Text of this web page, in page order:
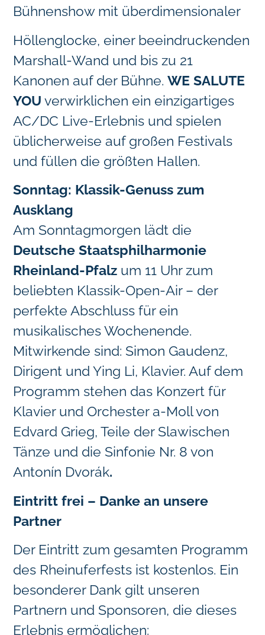
Bühnenshow mit überdimensionaler
Höllenglocke, einer beeindruckenden
Marshall-Wand und bis zu 21
Kanonen auf der Bühne. WE SALUTE
YOU verwirklichen ein einzigartiges
AC/DC Live-Erlebnis und spielen
üblicherweise auf großen Festivals
und füllen die größten Hallen.
Sonntag: Klassik-Genuss zum
Ausklang
Am Sonntagmorgen lädt die
Deutsche Staatsphilharmonie
Rheinland-Pfalz um 11 Uhr zum
beliebten Klassik-Open-Air – der
perfekte Abschluss für ein
musikalisches Wochenende.
Mitwirkende sind: Simon Gaudenz,
Dirigent und Ying Li, Klavier. Auf dem
Programm stehen das Konzert für
Klavier und Orchester a-Moll von
Edvard Grieg, Teile der Slawischen
Tänze und die Sinfonie Nr. 8 von
Antonín Dvorák.
Eintritt frei – Danke an unsere
Partner
Der Eintritt zum gesamten Programm
des Rheinuferfests ist kostenlos. Ein
besonderer Dank gilt unseren
Partnern und Sponsoren, die dieses
Erlebnis ermöglichen: